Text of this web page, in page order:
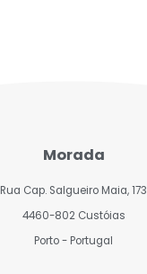
Morada
Rua Cap. Salgueiro Maia, 173
4460-802 Custóias
Porto - Portugal